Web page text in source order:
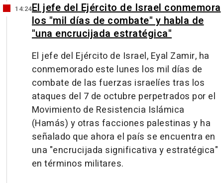
14:24El jefe del Ejército de Israel conmemora
los "mil días de combate" y habla de
"una encrucijada estratégica"
El jefe del Ejército de Israel, Eyal Zamir, ha
conmemorado este lunes los mil días de
combate de las fuerzas israelíes tras los
ataques del 7 de octubre perpetrados por el
Movimiento de Resistencia Islámica
(Hamás) y otras facciones palestinas y ha
señalado que ahora el país se encuentra en
una "encrucijada significativa y estratégica"
en términos militares.